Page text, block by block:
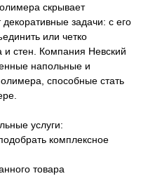
скрывает
задачи: с его
или четко
и стен. Компания Невский
напольные и
способные стать
услуги:
комплексное
товара